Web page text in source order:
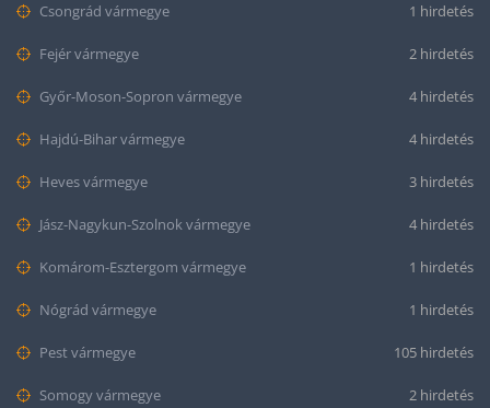
Csongrád vármegye 1 hirdetés
Fejér vármegye 2 hirdetés
Győr-Moson-Sopron vármegye 4 hirdetés
Hajdú-Bihar vármegye 4 hirdetés
Heves vármegye 3 hirdetés
Jász-Nagykun-Szolnok vármegye 4 hirdetés
Komárom-Esztergom vármegye 1 hirdetés
Nógrád vármegye 1 hirdetés
Pest vármegye 105 hirdetés
Somogy vármegye 2 hirdetés